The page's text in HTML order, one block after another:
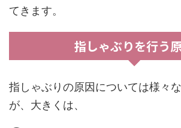
てきます。
指しゃぶりを行う
指しゃぶりの原因については様々
が、大きくは、